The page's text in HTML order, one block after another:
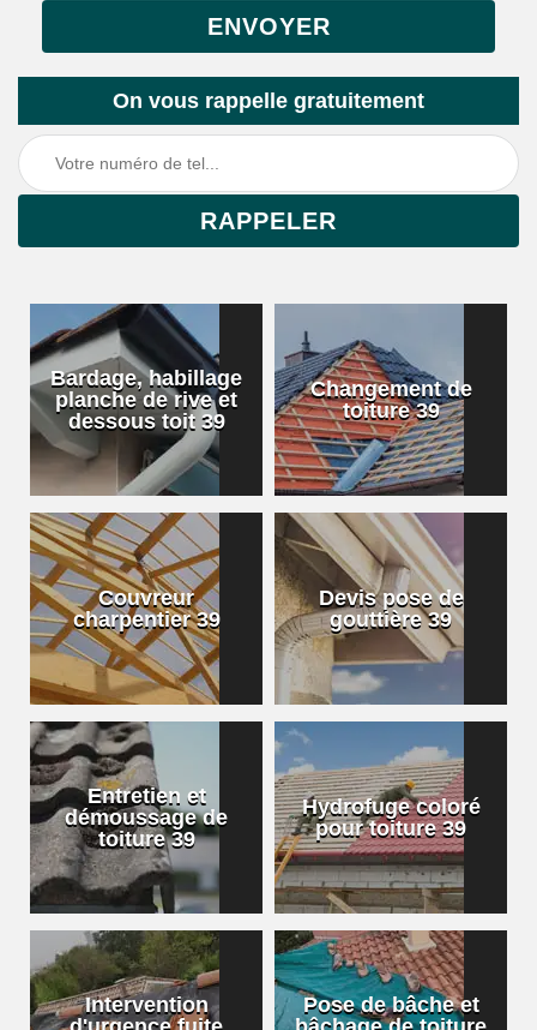
On vous rappelle gratuitement
Bardage, habillage
planche de rive et
dessous toit 39
Changement de
toiture 39
Couvreur
charpentier 39
Devis pose de
gouttière 39
Entretien et
démoussage de
toiture 39
Hydrofuge coloré
pour toiture 39
Intervention
Pose de bâche et